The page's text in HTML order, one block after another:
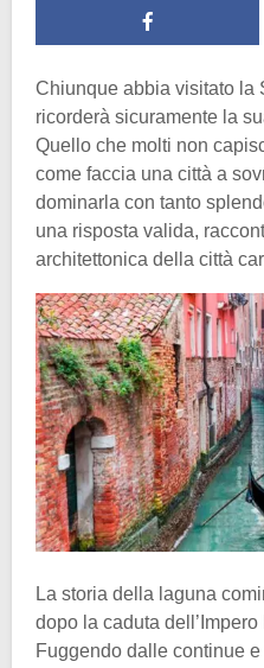
Chiunque abbia visitato la
ricorderà sicuramente la
Quello che molti non
come faccia una città a
dominarla con tanto
una risposta valida,
architettonica della città
La storia della laguna
dopo la caduta
Fuggendo dalle continue